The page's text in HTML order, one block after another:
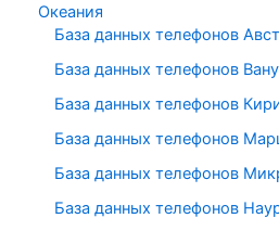
Океания
База данных телефонов
База данных телефонов
База данных телефонов
База данных телефонов
База данных телефонов
База данных телефонов